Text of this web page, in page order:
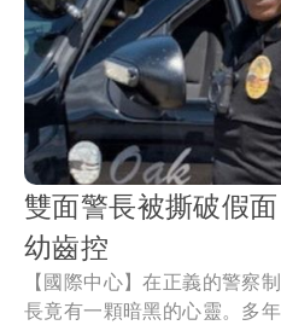
雙面警長被撕破假
幼齒控
【國際中心】在正義的警察
長竟有一顆暗黑的心靈。多